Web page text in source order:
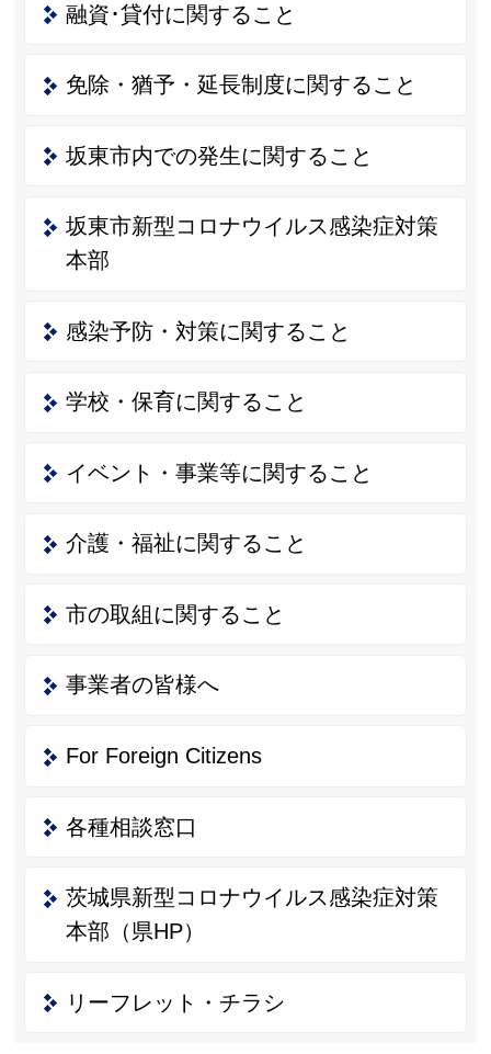
融資･貸付に関すること
免除・猶予・延長制度に関すること
坂東市内での発生に関すること
坂東市新型コロナウイルス感染症対策
本部
感染予防・対策に関すること
学校・保育に関すること
イベント・事業等に関すること
介護・福祉に関すること
市の取組に関すること
事業者の皆様へ
For Foreign Citizens
各種相談窓口
茨城県新型コロナウイルス感染症対策
本部（県HP）
リーフレット・チラシ